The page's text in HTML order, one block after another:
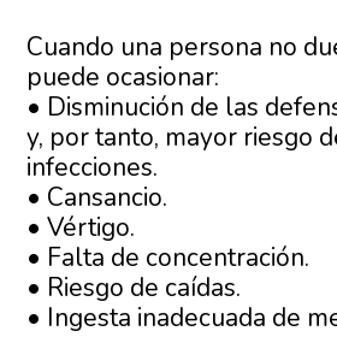
Cuando una persona no
puede ocasionar:
• Disminución de las
y, por tanto, mayor riesgo
infecciones.
• Cansancio.
• Vértigo.
• Falta de concentración.
• Riesgo de caídas.
• Ingesta inadecuada de